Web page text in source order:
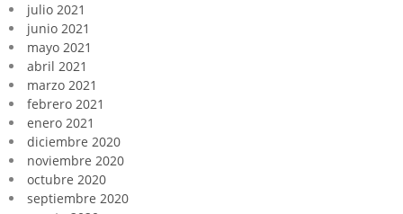
julio 2021
junio 2021
mayo 2021
abril 2021
marzo 2021
febrero 2021
enero 2021
diciembre 2020
noviembre 2020
octubre 2020
septiembre 2020